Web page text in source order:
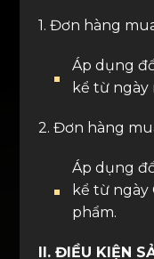
1. Đơn hàng
Áp dụng
kể từ ngày
2. Đơn hàng
Áp dụng
kể từ ngày
phẩm.
II. ĐIỀU KIỆN